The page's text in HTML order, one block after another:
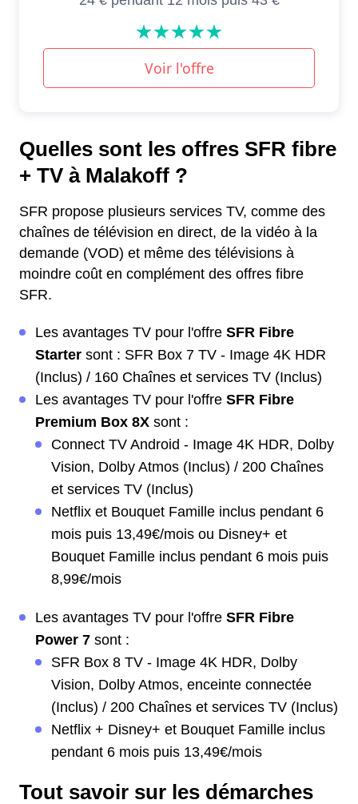
Quelles sont les offres SFR fibre
+ TV à Malakoff ?
SFR propose plusieurs services TV, comme des
chaînes de télévision en direct, de la vidéo à la
demande (VOD) et même des télévisions à
moindre coût en complément des offres fibre
SFR.
Les avantages TV pour l'offre SFR Fibre
Starter sont : SFR Box 7 TV - Image 4K HDR
(Inclus) / 160 Chaînes et services TV (Inclus)
Les avantages TV pour l'offre SFR Fibre
Premium Box 8X sont :
Connect TV Android - Image 4K HDR, Dolby
Vision, Dolby Atmos (Inclus) / 200 Chaînes
et services TV (Inclus)
Netflix et Bouquet Famille inclus pendant 6
mois puis 13,49€/mois ou Disney+ et
Bouquet Famille inclus pendant 6 mois puis
8,99€/mois
Les avantages TV pour l'offre SFR Fibre
Power 7 sont :
SFR Box 8 TV - Image 4K HDR, Dolby
Vision, Dolby Atmos, enceinte connectée
(Inclus) / 200 Chaînes et services TV (Inclus)
Netflix + Disney+ et Bouquet Famille inclus
pendant 6 mois puis 13,49€/mois
Tout savoir sur les démarches